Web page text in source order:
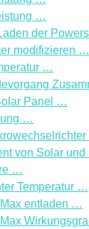
…
der
modifizieren …
…
Panel …
…
von Solar
…
Temperatur …
entladen …